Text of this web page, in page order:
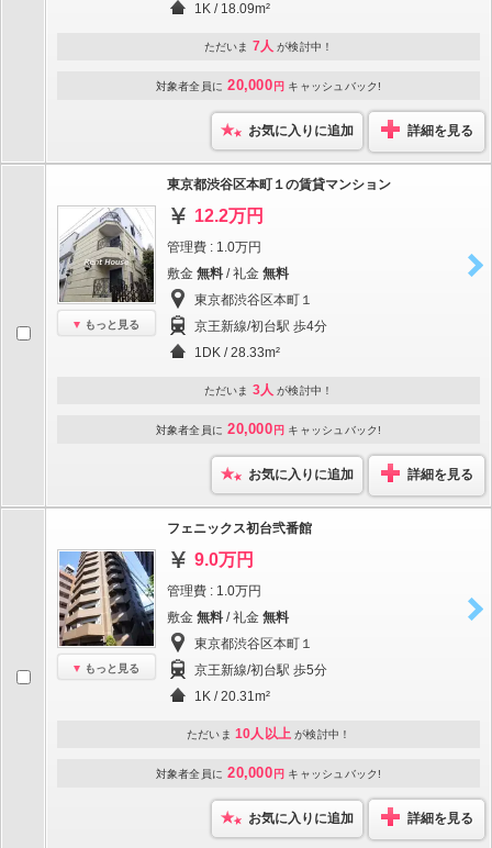
1K / 18.09m²
ただいま 7人 が検討中！
対象者全員に 20,000 円 キャッシュバック!
お気に入りに追加 詳細を見る
もっと見る
東京都渋谷区本町１の賃貸マンション
12.2万円
管理費 : 1.0万円
敷金 無料 / 礼金 無料
東京都渋谷区本町１
京王新線/初台駅 歩4分
1DK / 28.33m²
ただいま 3人 が検討中！
対象者全員に 20,000 円 キャッシュバック!
お気に入りに追加 詳細を見る
もっと見る
フェニックス初台弐番館
9.0万円
管理費 : 1.0万円
敷金 無料 / 礼金 無料
東京都渋谷区本町１
京王新線/初台駅 歩5分
1K / 20.31m²
ただいま 10人以上 が検討中！
対象者全員に 20,000 円 キャッシュバック!
お気に入りに追加 詳細を見る